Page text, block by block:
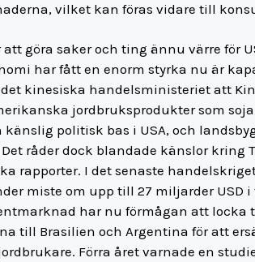
vilket kan föras vidare till
att göra saker och ting ännu värre för
har fått en enorm styrka nu är
kinesiska handelsministeriet att
jordbruksprodukter som
känslig politisk bas i USA, och
råder dock blandade känslor kring
rapporter. I det senaste
miste om upp till 27 miljarder USD
har nu förmågan att locka
till Brasilien och Argentina för att
Förra året varnade en